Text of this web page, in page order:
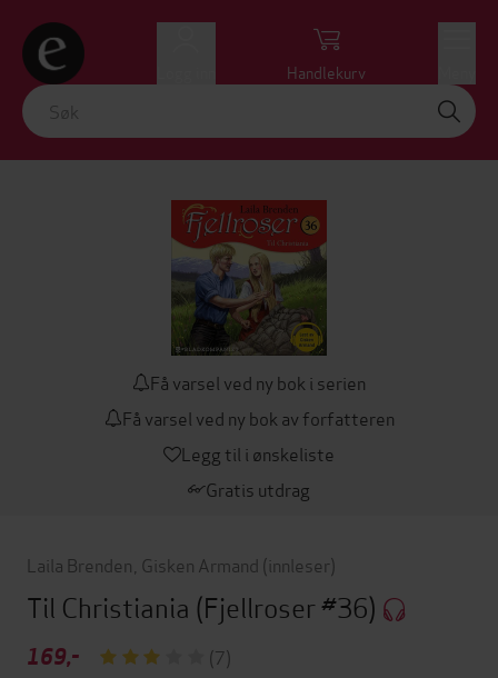
Handlekurv
Få varsel ved ny bok i serien
Få varsel ved ny bok av forfatteren
Legg til i ønskeliste
Gratis utdrag
Laila Brenden Gisken Armand (innleser)
Til Christiania (Fjellroser #36)
169,- (7)